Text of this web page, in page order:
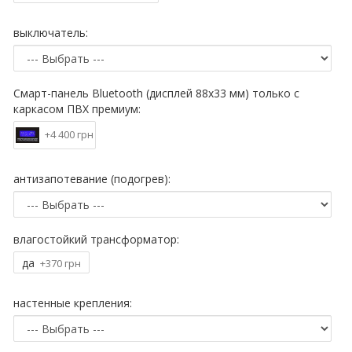
выключатель:
Смарт-панель Bluetooth (дисплей 88х33 мм) только с
каркасом ПВХ премиум:
+4 400 грн
антизапотевание (подогрев):
влагостойкий трансформатор:
да +370 грн
настенные крепления: